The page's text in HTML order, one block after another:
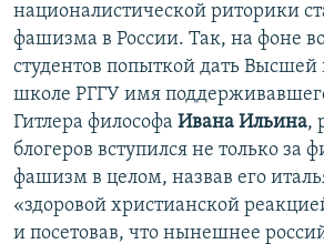
националистической риторики
фашизма в России. Так, на фоне
студентов попыткой дать Высшей
школе РГГУ имя
Гитлера философа Ивана Ильина,
блогеров вступился не только за
фашизм в целом, назвав его
«здоровой христианской
и посетовав, что нынешнее